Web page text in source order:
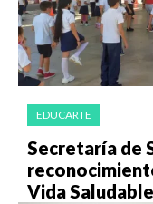
EDUCARTE
Secretaría de
Vida